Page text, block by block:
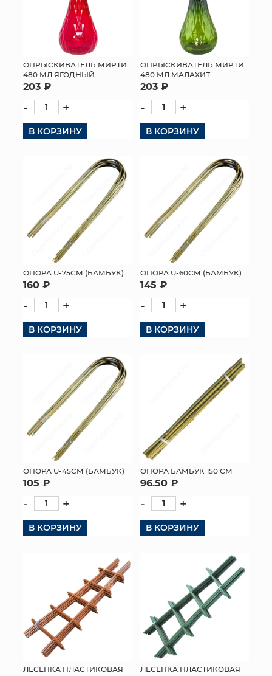
ОПРЫСКИВАТЕЛЬ МИРТИ
480 МЛ ЯГОДНЫЙ
203 ₽
- +
В КОРЗИНУ
ОПРЫСКИВАТЕЛЬ МИРТИ
480 МЛ МАЛАХИТ
203 ₽
- +
В КОРЗИНУ
ОПОРА U-75СМ (БАМБУК)
160 ₽
- +
В КОРЗИНУ
ОПОРА U-60СМ (БАМБУК)
145 ₽
- +
В КОРЗИНУ
ОПОРА U-45СМ (БАМБУК)
105 ₽
- +
В КОРЗИНУ
ОПОРА БАМБУК 150 СМ
96.50 ₽
- +
В КОРЗИНУ
ЛЕСЕНКА ПЛАСТИКОВАЯ
ЛЕСЕНКА ПЛАСТИКОВАЯ